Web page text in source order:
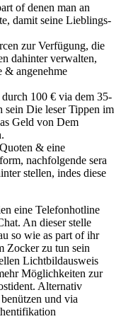
of denen man an
damit seine Lieblings-
zur Verfügung, die
dahinter verwalten,
& angenehme
100 € via dem 35-
sein Die leser Tippen im
Geld von Dem
& eine
nachfolgende sera
stellen, indes diese
eine Telefonhotline
An dieser stelle
so wie as part of ihr
Zocker zu tun sein
Lichtbildausweis
Möglichkeiten zur
Alternativ
und via